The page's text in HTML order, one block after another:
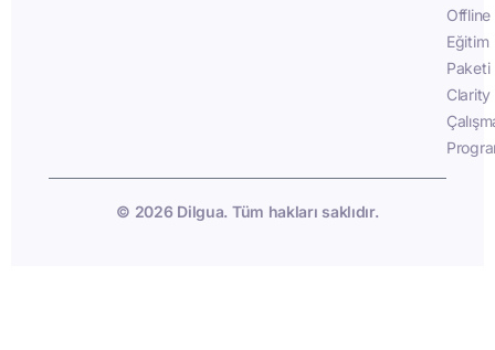
Offline
Eğitim
Paketi
Clarity
© 2026 Dilgua. Tüm hakları saklıdır.